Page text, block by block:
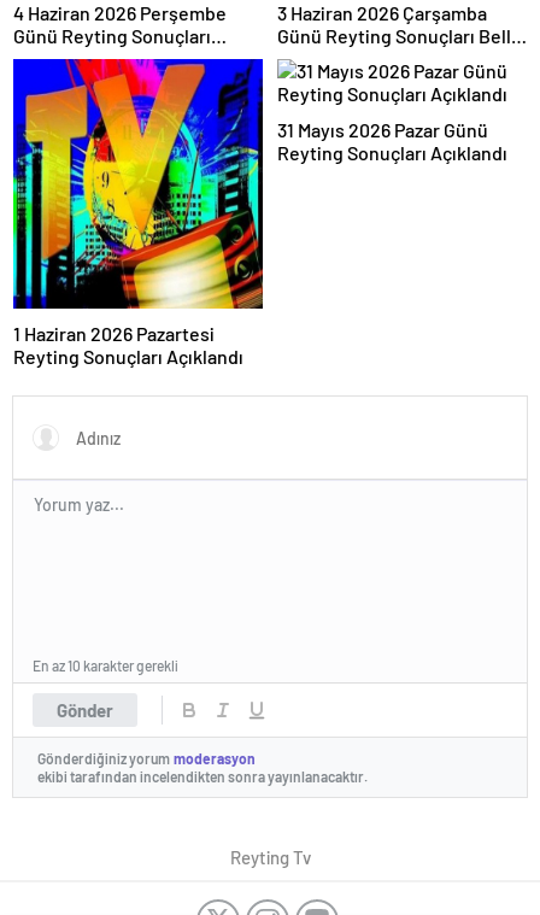
4 Haziran 2026 Perşembe
Günü Reyting Sonuçları
Açıklandı
3 Haziran 2026 Çarşamba
Günü Reyting Sonuçları Belli
Oldu
1 Haziran 2026 Pazartesi
Reyting Sonuçları Açıklandı
31 Mayıs 2026 Pazar Günü
Reyting Sonuçları Açıklandı
Gönder
En az 10 karakter gerekli
Gönderdiğiniz yorum moderasyon
ekibi tarafından incelendikten sonra yayınlanacaktır.
Reyting Tv